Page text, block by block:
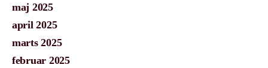
maj 2025
april 2025
marts 2025
februar 2025